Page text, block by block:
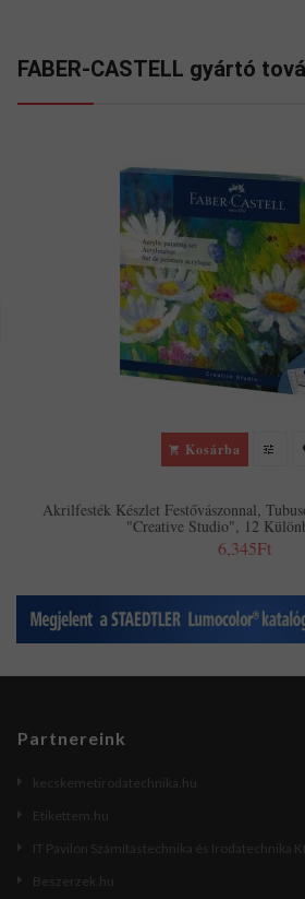
FABER-CASTELL gyártó
Kosárba
Akrilfesték Készlet Festővászonnal,
"Creative Studio", 12
6,345Ft
Partnereink
kecskemetirodatechnika.hu
Etikettem.hu
IT Pavilon Számítástechnika és Irodatechnika
Beszerzek.hu